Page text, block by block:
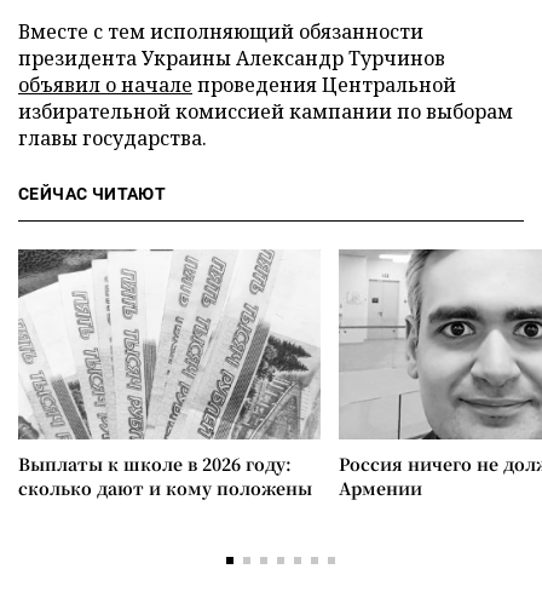
Вместе с тем исполняющий обязанности
президента Украины Александр Турчинов
объявил о начале проведения Центральной
избирательной комиссией кампании по выборам
главы государства.
СЕЙЧАС ЧИТАЮТ
Выплаты к школе в 2026 году:
сколько дают и кому положены
Россия ничего не
Армении